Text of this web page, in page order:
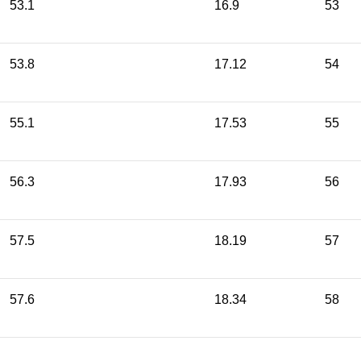
53.1 16.9 53
53.8 17.12 54
55.1 17.53 55
56.3 17.93 56
57.5 18.19 57
57.6 18.34 58